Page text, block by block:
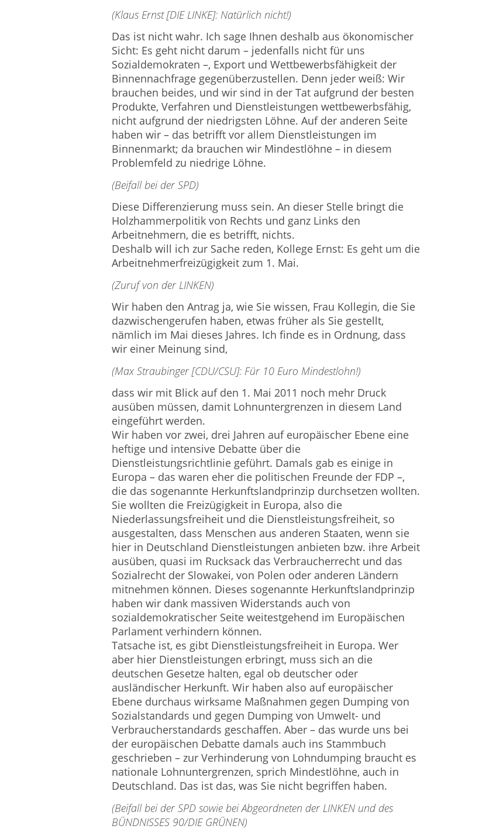
(Klaus Ernst [DIE LINKE]: Natürlich nicht!)
Das ist nicht wahr. Ich sage Ihnen deshalb aus ökonomischer
Sicht: Es geht nicht darum – jedenfalls nicht für uns
Sozialdemokraten –, Export und Wettbewerbsfähigkeit der
Binnennachfrage gegenüberzustellen. Denn jeder weiß: Wir
brauchen beides, und wir sind in der Tat aufgrund der besten
Produkte, Verfahren und Dienstleistungen wettbewerbsfähig,
nicht aufgrund der niedrigsten Löhne. Auf der anderen Seite
haben wir – das betrifft vor allem Dienstleistungen im
Binnenmarkt; da brauchen wir Mindestlöhne – in diesem
Problemfeld zu niedrige Löhne.
(Beifall bei der SPD)
Diese Differenzierung muss sein. An dieser Stelle bringt die
Holzhammerpolitik von Rechts und ganz Links den
Arbeitnehmern, die es betrifft, nichts.
Deshalb will ich zur Sache reden, Kollege Ernst: Es geht um die
Arbeitnehmerfreizügigkeit zum 1. Mai.
(Zuruf von der LINKEN)
Wir haben den Antrag ja, wie Sie wissen, Frau Kollegin, die Sie
dazwischengerufen haben, etwas früher als Sie gestellt,
nämlich im Mai dieses Jahres. Ich finde es in Ordnung, dass
wir einer Meinung sind,
(Max Straubinger [CDU/CSU]: Für 10 Euro Mindestlohn!)
dass wir mit Blick auf den 1. Mai 2011 noch mehr Druck
ausüben müssen, damit Lohnuntergrenzen in diesem Land
eingeführt werden.
Wir haben vor zwei, drei Jahren auf europäischer Ebene eine
heftige und intensive Debatte über die
Dienstleistungsrichtlinie geführt. Damals gab es einige in
Europa – das waren eher die politischen Freunde der FDP –,
die das sogenannte Herkunftslandprinzip durchsetzen wollten.
Sie wollten die Freizügigkeit in Europa, also die
Niederlassungsfreiheit und die Dienstleistungsfreiheit, so
ausgestalten, dass Menschen aus anderen Staaten, wenn sie
hier in Deutschland Dienstleistungen anbieten bzw. ihre Arbeit
ausüben, quasi im Rucksack das Verbraucherrecht und das
Sozialrecht der Slowakei, von Polen oder anderen Ländern
mitnehmen können. Dieses sogenannte Herkunftslandprinzip
haben wir dank massiven Widerstands auch von
sozialdemokratischer Seite weitestgehend im Europäischen
Parlament verhindern können.
Tatsache ist, es gibt Dienstleistungsfreiheit in Europa. Wer
aber hier Dienstleistungen erbringt, muss sich an die
deutschen Gesetze halten, egal ob deutscher oder
ausländischer Herkunft. Wir haben also auf europäischer
Ebene durchaus wirksame Maßnahmen gegen Dumping von
Sozialstandards und gegen Dumping von Umwelt- und
Verbraucherstandards geschaffen. Aber – das wurde uns bei
der europäischen Debatte damals auch ins Stammbuch
geschrieben – zur Verhinderung von Lohndumping braucht es
nationale Lohnuntergrenzen, sprich Mindestlöhne, auch in
Deutschland. Das ist das, was Sie nicht begriffen haben.
(Beifall bei der SPD sowie bei Abgeordneten der LINKEN und des
BÜNDNISSES 90/DIE GRÜNEN)